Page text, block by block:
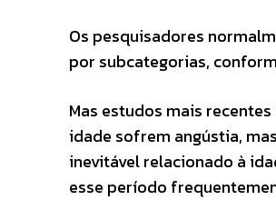
Os pesquisadores
por subcategorias,
Mas estudos mais
idade sofrem angústia,
inevitável relacionado à
esse período